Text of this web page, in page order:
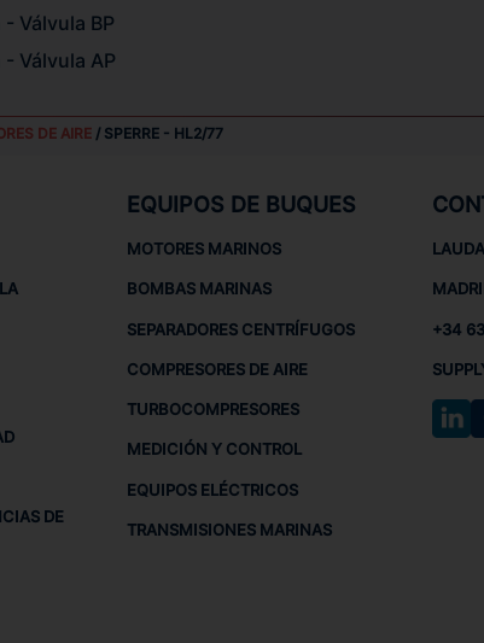
Válvula BP
Válvula AP
DE AIRE/ SPERRE - HL2/77
DE
EQUIPOS DE BUQUES
MOTORES MARINOS
BOMBAS MARINAS
SEPARADORES CENTRÍFUGOS
COMPRESORES DE AIRE
TURBOCOMPRESORES
MEDICIÓN Y CONTROL
EQUIPOS ELÉCTRICOS
TRANSMISIONES MARINAS
+34